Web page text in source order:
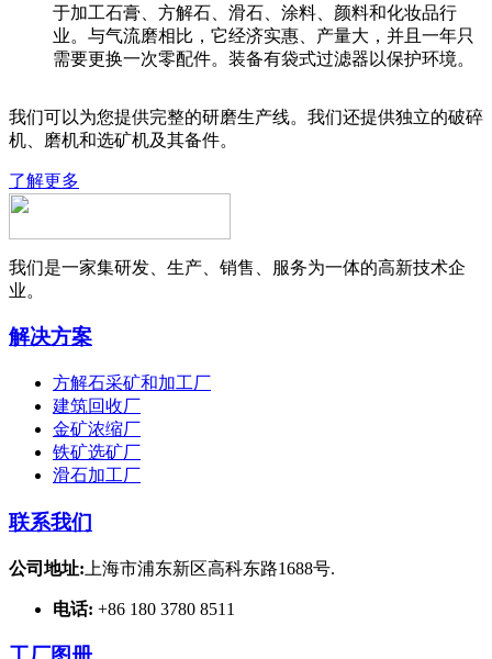
于加工石膏、方解石、滑石、涂料、颜料和化妆品行
业。与气流磨相比，它经济实惠、产量大，并且一年只
需要更换一次零配件。装备有袋式过滤器以保护环境。
我们可以为您提供完整的研磨生产线。我们还提供独立的破碎
机、磨机和选矿机及其备件。
了解更多
我们是一家集研发、生产、销售、服务为一体的高新技术企
业。
解决方案
方解石采矿和加工厂
建筑回收厂
金矿浓缩厂
铁矿选矿厂
滑石加工厂
联系我们
公司地址: 上海市浦东新区高科东路1688号.
电话: +86 180 3780 8511